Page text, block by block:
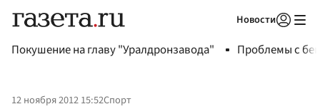
Новости
Покушение на главу "Уралдронзавода" Проблемы с
12 ноября 2012 15:52Спорт